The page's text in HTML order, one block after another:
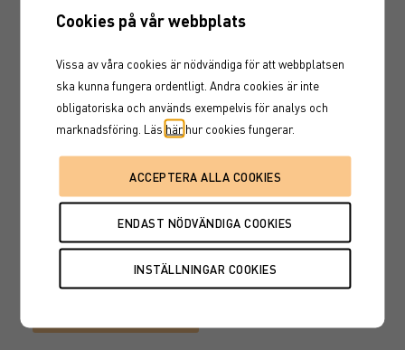
Stora chanser att påverka
din pension
Medan vi lägger tid på att investera vårt sparkapital
för exempelvis bostadsköp och annat vi behöver mitt i
livet tenderar vi att glömma bort våra pensionspengar.
Det rör sig om ditt största och viktigaste sparande
och väl förvaltat kan det göra stor skillnad för din
livskvalitet som pensionär.
Cookies på vår webbplats
Vissa av våra cookies är nödvändiga för att webbplatsen
ska kunna fungera ordentligt. Andra cookies är inte
obligatoriska och används exempelvis för analys och
marknadsföring. Läs härhur cookies fungerar.